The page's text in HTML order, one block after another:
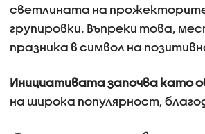
светлината на
групировки. Въпреки това,
празника в символ на
Инициативата започва като
на широка популярност,